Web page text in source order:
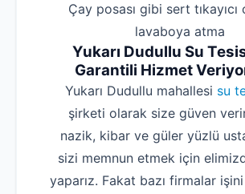
‌Çay posası gibi sert tıkayıcı
lavaboya atma
Yukarı Dudullu Su
Garantili Hizmet
Yukarı Dudullu mahallesi su
şirketi olarak size güven
nazik, kibar ve güler yüzlü
sizi memnun etmek için
yaparız. Fakat bazı firmalar